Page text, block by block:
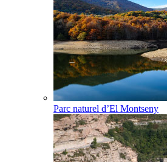
Parc naturel d’El Montseny